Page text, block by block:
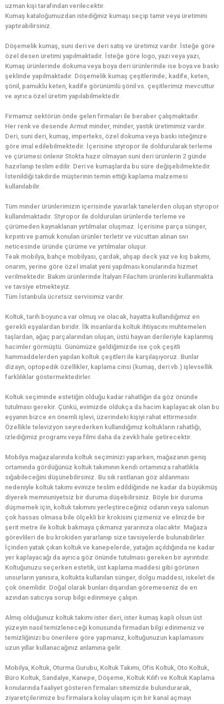
uzman kişi tarafından verilecektir.
Kumaş kataloğumuzdan istediğiniz kumaşı seçip tamir veya üretimini
yaptırabilirsiniz.
Döşemelik kumaş, suni deri ve deri satış ve üretimiz vardır. İsteğe göre
özel desen üretimi yapılmaktadır. İsteğe göre logo, yazı veya yazı,
Kumaş ürünlerinde dokuma veya boya deri ürünlerinde ise boya ve baskı
şeklinde yapılmaktadır. Döşemelik kumaş çeşitlerinde; kadife, keten,
şönil, pamuklu keten, kadife görünümlü şönil vs. çeşitlerimiz mevcuttur
ve ayrıca özel üretim yapılabilmektedir.
Firmamız sektörün önde gelen firmaları ile beraber çalışmaktadır.
Her renk ve desende Armut minder, minder, yastık üretimimiz vardır.
Deri, suni deri, kumaş, imperteks, özel dokuma veya baskı isteğinize
göre imal edilebilmektedir. İçerisine styropor ile doldurularak terleme
ve çürümesi önlenir Stokta hazır olmayan suni deri ürünlerin 2 günde
hazırlanıp teslim edilir. Deri ve kumaşlarda bu süre değişebilmektedir.
İstenildiği takdirde müşterinin temin ettiği kaplama malzemesi
kullanılabilir.
Tüm minder ürünlerimizin içerisinde yuvarlak tanelerden oluşan styropor
kullanılmaktadır. Styropor ile doldurulan ürünlerde terleme ve
çürümeden kaynaklanan yırtılmalar oluşmaz. İçerisine parça sünger,
kırpıntı ve pamuk konulan ürünler terletir ve vücuttan alınan sıvı
neticesinde üründe çürüme ve yırtılmalar oluşur.
Teak mobilya, bahçe mobilyası, çardak, ahşap deck yaz ve kış bakımı,
onarım, yerine göre özel imalat yeni yapılması konularında hizmet
verilmektedir. Bakım ürünlerinde İtalyan Filachim ürünlerini kullanmakta
ve tavsiye etmekteyiz.
Tüm İstanbula ücretsiz servisimiz vardır.
Koltuk, tarih boyunca var olmuş ve olacak, hayatta kullandığımız en
gerekli eşyalardan biridir. İlk insanlarda koltuk ihtiyacını muhtemelen
taşlardan, ağaç parçalarından oluşan, üstü hayvan derileriyle kaplanmış
hacimler görmüştü. Günümüze geldiğimizde ise çok çeşitli
hammaddelerden yapılan koltuk çeşitleri ile karşılaşıyoruz. Bunlar
dizayn, optopedik özellikler, kaplama cinsi (kumaş, deri vb.) işlevsellik
farklılıklar göstermektedirler.
Koltuk seçiminde estetiğin olduğu kadar rahatlığın da göz önünde
tutulması gerekir. Çünkü, evimizde oldukça da hacim kaplayacak olan bu
eşyanın bizce en önemli işlevi, üzerindeki kişiyi rahat ettirmesidir.
Özellikle televizyon seyrederken kullandığımız koltukların rahatlığı,
izlediğimiz programı veya filmi daha da zevkli hale getirecektir.
Mobilya mağazalarında koltuk seçiminizi yaparken, mağazanın geniş
ortamında gördüğünüz koltuk takımının kendi ortamınıza rahatlıkla
sığabileceğini düşünebilirsiniz. Bu sık rastlanan göz aldanması
nedeniyle koltuk takımı evinize teslim edildiğinde ne kadar da büyükmüş
diyerek memnuniyetsiz bir duruma düşebilirsiniz. Böyle bir duruma
düşmemek için, koltuk takımını yerleştireceğiniz odanın veya salonun
çok hassas olmasa bile ölçekli bir krokisini çizmeniz ve elinizde bir
şerit metre ile koltuk bakmaya çıkmanız yararınıza olacaktır. Mağaza
görevlileri de bu krokiden yararlanıp size tavsiyelerde bulunabilirler.
İçinden yatak çıkan koltuk ve kanepelerde, yatağın açıldığında ne kadar
yer kaplayacağı da ayrıca göz önünde tutulması gereken bir ayrıntıdır.
Koltuğunuzu seçerken estetik, üst kaplama maddesi gibi görünen
unsurların yanısıra, koltukta kullanılan sünger, dolgu maddesi, iskelet de
çok önemlidir. Doğal olarak bunları dışarıdan göremeseniz de en
azından satıcıya sorup bilgi edinmeye çalışın.
Almış olduğunuz koltuk takımı ister deri, ister kumaş kaplı olsun üst
yüzeyin nasıl temizleneceği konusunda firmadan bilgi edinmeniz ve
temizliğinizi bu önerilere göre yapmanız, koltuğunuzun kaplamasını
uzun yıllar kullanacağınız anlamına gelir.
Mobilya, Koltuk, Oturma Gurubu, Koltuk Takımı, Ofis Koltuk, Oto Koltuk,
Büro Koltuk, Sandalye, Kanepe, Döşeme, Koltuk Kılıfı ve Koltuk Kaplama
konularında faaliyet gösteren firmaları sitemizde bulundurarak,
ziyaretçilerimize bu firmalara kolay ulaşım için bir kanal açmayı